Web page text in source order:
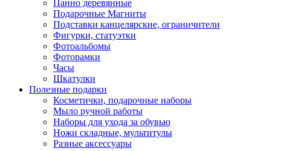
Панно деревянные
Подарочные Магниты
Подставки канцелярские, ограничители
Фигурки, статуэтки
Фотоальбомы
Фоторамки
Часы
Шкатулки
Полезные подарки
Косметички, подарочные наборы
Мыло ручной работы
Наборы для ухода за обувью
Ножи складные, мультитулы
Разные аксессуары